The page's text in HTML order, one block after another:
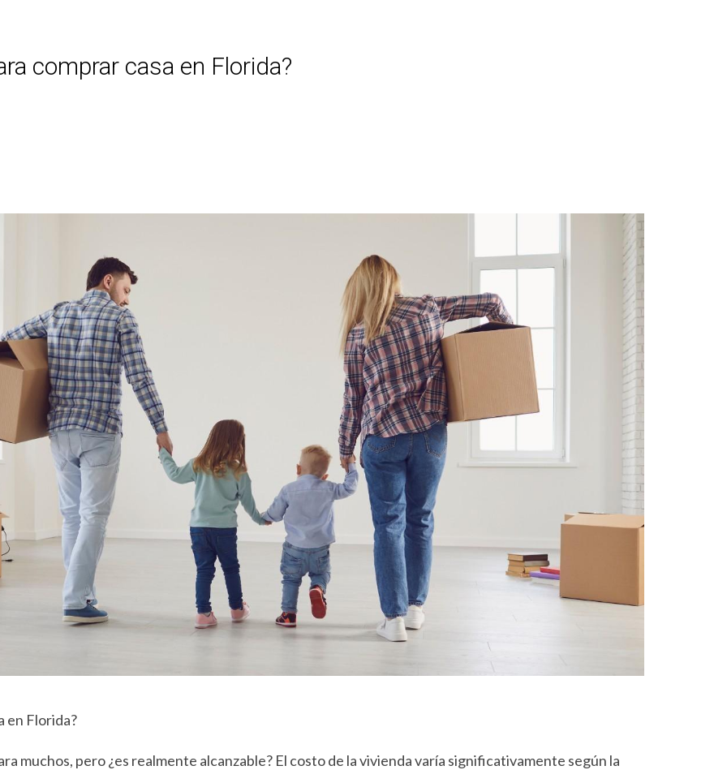
comprar casa en Florida?
en Florida?
muchos, pero ¿es realmente alcanzable? El costo de la vivienda varía significativamente según la